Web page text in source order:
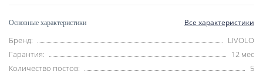
Основные характеристики Все характеристики
Бренд:
LIVOLO
Гарантия:
12 мес
Количество постов:
5